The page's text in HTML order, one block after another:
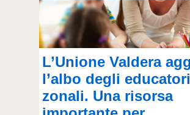
L’Unione Valdera
l’albo degli educatori
zonali. Una risorsa